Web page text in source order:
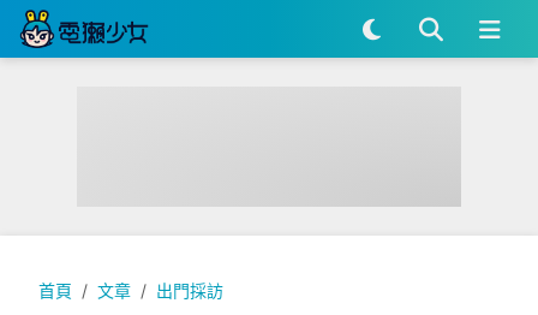
首頁 文章 出門採訪
出門｜全新 Galaxy Watch8 系列試戴 Classic 設計旋轉錶圈回